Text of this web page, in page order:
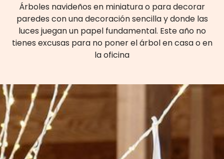
Árboles navideños en miniatura o para decorar
paredes con una decoración sencilla y donde las
luces juegan un papel fundamental. Este año no
tienes excusas para no poner el árbol en casa o en
la oficina